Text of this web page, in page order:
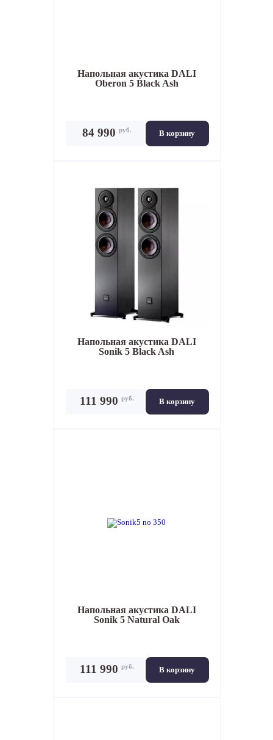
Напольная акустикаDALI
Oberon 5 Black Ash
В корзину
84 990 руб.
Напольная акустикаDALI
Sonik 5 Black Ash
В корзину
111 990 руб.
Напольная акустикаDALI
Sonik 5 Natural Oak
В корзину
111 990 руб.